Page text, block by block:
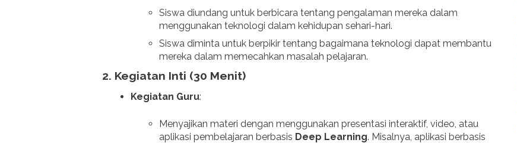
Siswa diundang untuk berbicara tentang pengalaman mereka dalam
menggunakan teknologi dalam kehidupan sehari-hari.
Siswa diminta untuk berpikir tentang bagaimana teknologi dapat membantu
mereka dalam memecahkan masalah pelajaran.
2. Kegiatan Inti (30 Menit)
Kegiatan Guru:
Menyajikan materi dengan menggunakan presentasi interaktif, video, atau
aplikasi pembelajaran berbasis Deep Learning. Misalnya, aplikasi berbasis